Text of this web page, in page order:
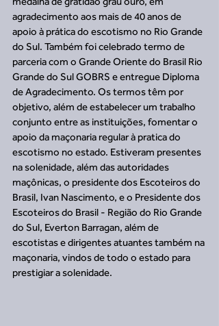
agradecimento aos mais de 40 anos de
apoio à prática do escotismo no Rio Grande
do Sul. Também foi celebrado termo de
parceria com o Grande Oriente do Brasil Rio
Grande do Sul GOBRS e entregue Diploma
de Agradecimento. Os termos têm por
objetivo, além de estabelecer um trabalho
conjunto entre as instituições, fomentar o
apoio da maçonaria regular à pratica do
escotismo no estado. Estiveram presentes
na solenidade, além das autoridades
maçônicas, o presidente dos Escoteiros do
Brasil, Ivan Nascimento, e o Presidente dos
Escoteiros do Brasil - Região do Rio Grande
do Sul, Everton Barragan, além de
escotistas e dirigentes atuantes também na
maçonaria, vindos de todo o estado para
prestigiar a solenidade.